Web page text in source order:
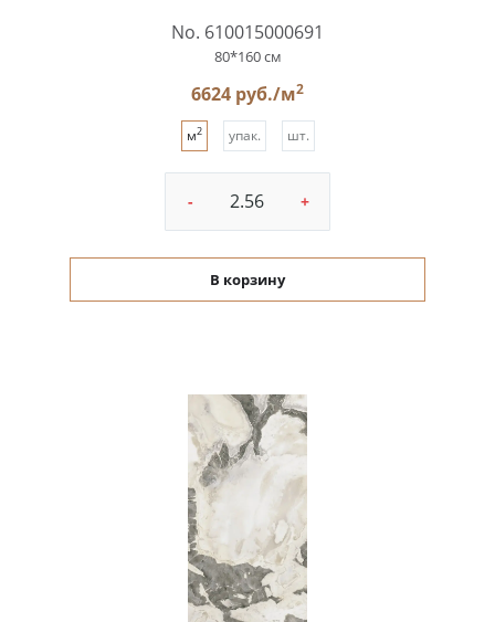
No. 610015000691
80*160 см
6624 руб./м2
м2 упак. шт.
- +
В корзину